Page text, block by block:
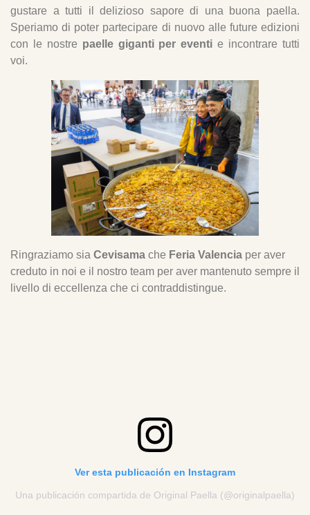
gustare a tutti il delizioso sapore di una buona paella.
Speriamo di poter partecipare di nuovo alle future edizioni
con le nostre paelle giganti per eventi e incontrare tutti
voi.
Ringraziamo sia Cevisama che Feria Valencia per aver
creduto in noi e il nostro team per aver mantenuto sempre il
livello di eccellenza che ci contraddistingue.
Ver esta publicación en Instagram
Una publicación compartida de Original Paella (@originalpaella)